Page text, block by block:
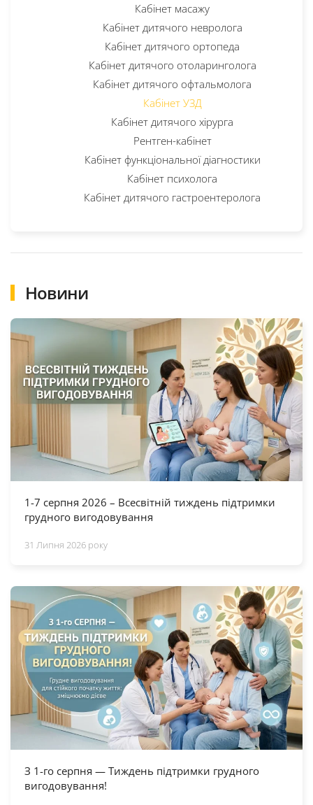
Кабінет масажу
Кабінет дитячого невролога
Кабінет дитячого ортопеда
Кабінет дитячого отоларинголога
Кабінет дитячого офтальмолога
Кабінет УЗД
Кабінет дитячого хірурга
Рентген-кабінет
Кабінет функціональної діагностики
Кабінет психолога
Кабінет дитячого гастроентеролога
Новини
1-7 серпня 2026 – Всесвітній тиждень підтримки
грудного вигодовування
31 Липня 2026 року
З 1-го серпня — Тиждень підтримки грудного
вигодовування!